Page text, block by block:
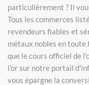
particulièrement ? Il
Tous les commerces
revendeurs fiables et
métaux nobles en
que le cours officiel de
l'or sur notre portail
vous épargne la